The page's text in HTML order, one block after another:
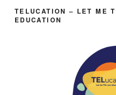
TELUCATION – LET ME
EDUCATION